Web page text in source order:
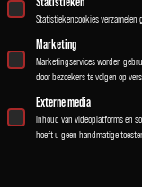
Statistiekencookies
Marketing
Marketingservices worden
door bezoekers te volgen op
Externe media
Inhoud van videoplatforms en
hoeft u geen handmatige